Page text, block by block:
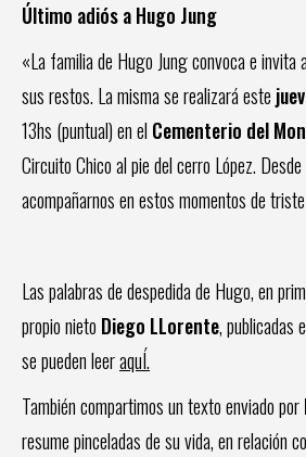
Último adiós a Hugo Jung
«La familia de Hugo Jung convoca e invita
sus restos. La misma se realizará este
13hs (puntual) en el Cementerio del
Circuito Chico al pie del cerro López.
acompañarnos en estos momentos de
Las palabras de despedida de Hugo, en
propio nieto Diego LLorente, publicadas
se pueden leeraquÍ.
También compartimos un texto enviado por
resume pinceladas de su vida, en relación